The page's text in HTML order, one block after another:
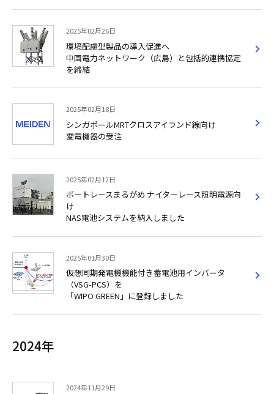
2025年02月26日
環境配慮型製品の導入促進へ
中国電力ネットワーク（広島）と包括的連携協定
を締結
2025年02月18日
シンガポールMRTクロスアイランド線向け
変電機器の受注
2025年02月12日
ボートレースまるがめ ナイターレース照明電源向
け
NAS電池システムを納入しました
2025年01月30日
仮想同期発電機機能付き蓄電池用インバータ
（VSG-PCS）を
「WIPO GREEN」に登録しました
2024年
2024年11月29日